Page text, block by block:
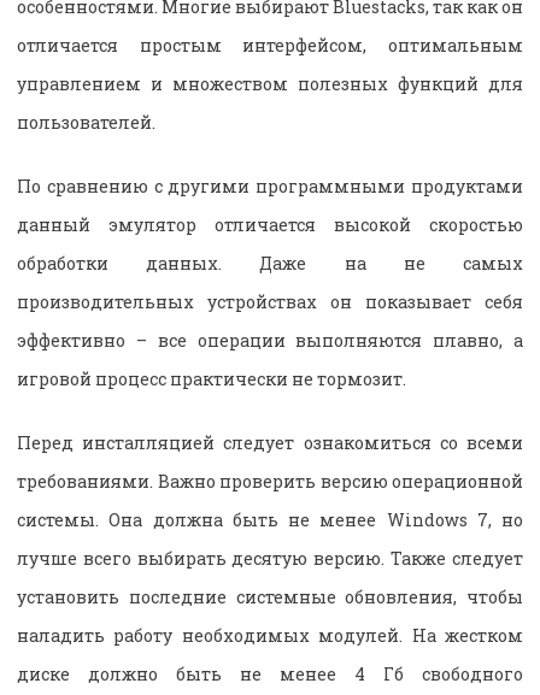
особенностями. Многие выбирают Bluestacks, так как он
отличается простым интерфейсом, оптимальным
управлением и множеством полезных функций для
пользователей.
По сравнению с другими программными продуктами
данный эмулятор отличается высокой скоростью
обработки данных. Даже на не самых
производительных устройствах он показывает себя
эффективно – все операции выполняются плавно, а
игровой процесс практически не тормозит.
Перед инсталляцией следует ознакомиться со всеми
требованиями. Важно проверить версию операционной
системы. Она должна быть не менее Windows 7, но
лучше всего выбирать десятую версию. Также следует
установить последние системные обновления, чтобы
наладить работу необходимых модулей. На жестком
диске должно быть не менее 4 Гб свободного